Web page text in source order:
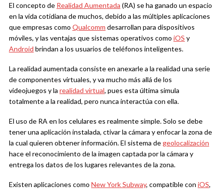
El concepto de Realidad Aumentada (RA) se ha ganado un espacio
en la vida cotidiana de muchos, debido a las múltiples aplicaciones
que empresas como Qualcomm desarrollan para dispositivos
móviles, y las ventajas que sistemas operativos como iOS y
Android brindan a los usuarios de teléfonos inteligentes.
La realidad aumentada consiste en anexarle a la realidad una serie
de componentes virtuales, y va mucho más allá de los
videojuegos y la realidad virtual, pues esta última simula
totalmente a la realidad, pero nunca interactúa con ella.
El uso de RA en los celulares es realmente simple. Solo se debe
tener una aplicación instalada, ctivar la cámara y enfocar la zona de
la cual quieren obtener información. El sistema de geolocalización
hace el reconocimiento de la imagen captada por la cámara y
entrega los datos de los lugares relevantes de la zona.
Existen aplicaciones como New York Subway, compatible con iOS,